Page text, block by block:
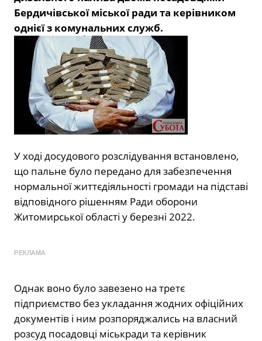
Бердичівської міської ради та керівником
однієї з комунальних служб.
У ході досудового розслідування встановлено,
що пальне було передано для забезпечення
нормальної життєдіяльності громади на підставі
відповідного рішенням Ради оборони
Житомирської області у березні 2022.
РЕКЛАМА
Однак воно було завезено на третє
підприємство без укладання жодних офіційних
документів і ним розпоряджались на власний
розсуд посадовці міськради та керівник